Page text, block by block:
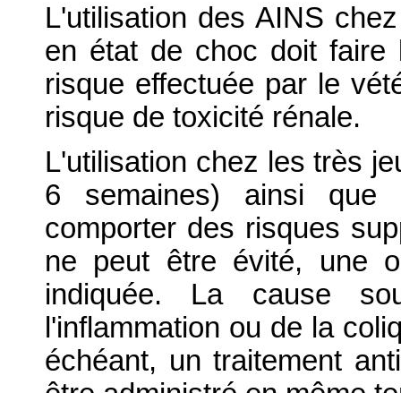
L'utilisation des AINS
en état de choc doit faire
risque effectuée par le
risque de toxicité rénale.
L'utilisation chez les très
6 semaines) ainsi que
comporter des risques
ne peut être évité, une
indiquée. La cause
l'inflammation ou de la
échéant, un traitement